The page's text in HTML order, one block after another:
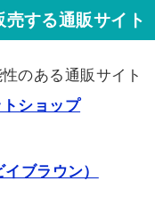
売する通販サイト
のある通販サイト
ショップ
ブラウン）